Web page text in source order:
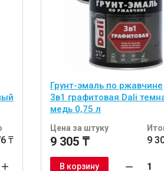
₸
Грунт-эмаль по ржавчине
3в1 графитовая Dali
медь 0,75 л
Цена за штуку
9 305 ₸ 9
В корзину